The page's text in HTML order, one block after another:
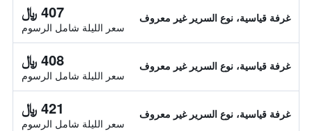
غرفة قياسية، نوع السرير غير معروف 407 ﷼
سعر الليلة شامل الرسوم
غرفة قياسية، نوع السرير غير معروف 408 ﷼
سعر الليلة شامل الرسوم
غرفة قياسية، نوع السرير غير معروف 421 ﷼
سعر الليلة شامل الرسوم